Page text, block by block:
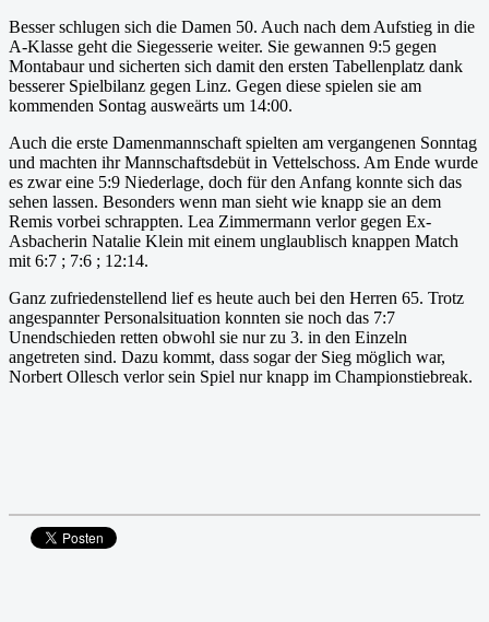
Besser schlugen sich die Damen 50. Auch nach dem Aufstieg in die
A-Klasse geht die Siegesserie weiter. Sie gewannen 9:5 gegen
Montabaur und sicherten sich damit den ersten Tabellenplatz dank
besserer Spielbilanz gegen Linz. Gegen diese spielen sie am
kommenden Sontag ausweärts um 14:00.
Auch die erste Damenmannschaft spielten am vergangenen Sonntag
und machten ihr Mannschaftsdebüt in Vettelschoss. Am Ende wurde
es zwar eine 5:9 Niederlage, doch für den Anfang konnte sich das
sehen lassen. Besonders wenn man sieht wie knapp sie an dem
Remis vorbei schrappten. Lea Zimmermann verlor gegen Ex-
Asbacherin Natalie Klein mit einem unglaublisch knappen Match
mit 6:7 ; 7:6 ; 12:14.
Ganz zufriedenstellend lief es heute auch bei den Herren 65. Trotz
angespannter Personalsituation konnten sie noch das 7:7
Unendschieden retten obwohl sie nur zu 3. in den Einzeln
angetreten sind. Dazu kommt, dass sogar der Sieg möglich war,
Norbert Ollesch verlor sein Spiel nur knapp im Championstiebreak.